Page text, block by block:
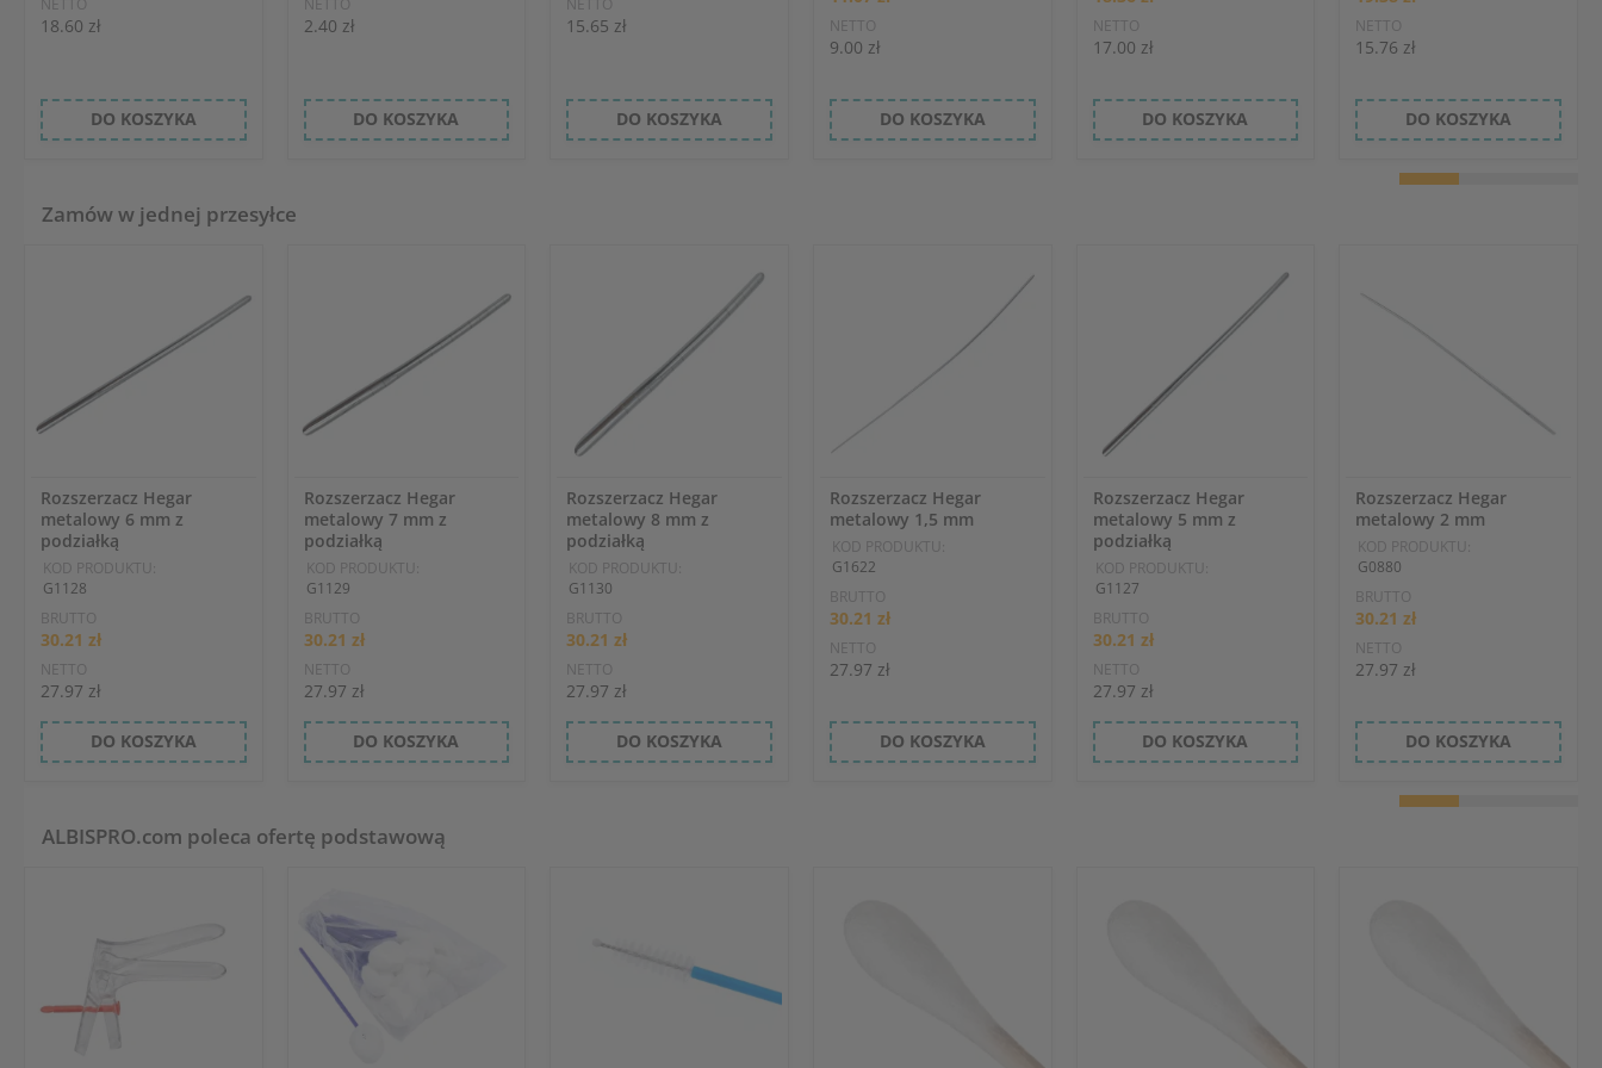
NETTO
18.60 zł
DO KOSZYKA
NETTO
2.40 zł
DO KOSZYKA
NETTO
15.65 zł
DO KOSZYKA
NETTO
9.00 zł
DO KOSZYKA
NETTO
17.00 zł
DO KOSZYKA
NETTO
15.76 zł
DO KOSZYKA
Zamów w jednej przesyłce
Rozszerzacz Hegar
metalowy 6 mm z
podziałką
KOD PRODUKTU:
G1128
BRUTTO
30.21 zł
NETTO
27.97 zł
DO KOSZYKA
Rozszerzacz Hegar
metalowy 7 mm z
podziałką
KOD PRODUKTU:
G1129
BRUTTO
30.21 zł
NETTO
27.97 zł
DO KOSZYKA
Rozszerzacz Hegar
metalowy 8 mm z
podziałką
KOD PRODUKTU:
G1130
BRUTTO
30.21 zł
NETTO
27.97 zł
DO KOSZYKA
Rozszerzacz Hegar
metalowy 1,5 mm
KOD PRODUKTU:
G1622
BRUTTO
30.21 zł
NETTO
27.97 zł
DO KOSZYKA
Rozszerzacz Hegar
metalowy 5 mm z
podziałką
KOD PRODUKTU:
G1127
BRUTTO
30.21 zł
NETTO
27.97 zł
DO KOSZYKA
Rozszerzacz Hegar
metalowy 2 mm
KOD PRODUKTU:
G0880
BRUTTO
30.21 zł
NETTO
27.97 zł
DO KOSZYKA
ALBISPRO.com poleca ofertę podstawową